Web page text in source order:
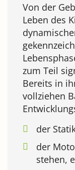
Von der
Leben des
zum Teil
Bereits in
vollziehen
der
der
stehen,